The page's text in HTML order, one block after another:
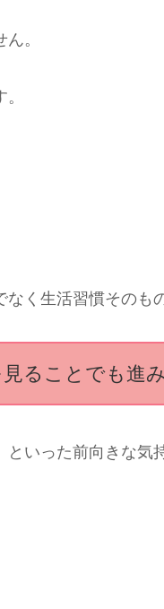
。
く生活習慣そのも
ることでも進
いった前向きな気